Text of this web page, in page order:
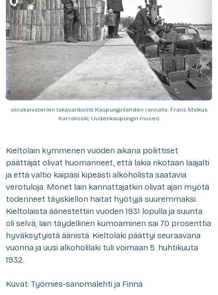
viinakanisterien takavarikointi Kaupunginlahden rannalla; Frans Malkus
Karrakoski, Uudenkaupungin museo
Kieltolain kymmenen vuoden aikana poliittiset
päättäjät olivat huomanneet, että lakia rikotaan laajalti
ja että valtio kaipasi kipeästi alkoholista saatavia
verotuloja. Monet lain kannattajatkin olivat ajan myötä
todenneet täyskiellon haitat hyötyjä suuremmaksi.
Kieltolaista äänestettiin vuoden 1931 lopulla ja suunta
oli selvä; lain täydellinen kumoaminen sai 70 prosenttia
hyväksytyistä äänistä. Kieltolaki päättyi seuraavana
vuonna ja uusi alkoholilaki tuli voimaan 5. huhtikuuta
1932.
Kuvat: Työmies-sanomalehti ja Finna